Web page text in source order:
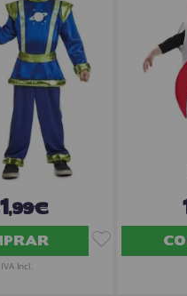
,99€
IVA Incl.